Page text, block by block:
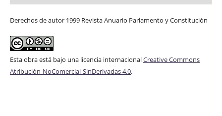
Derechos de autor 1999 Revista Anuario Parlamento y Constitución
Esta obra está bajo una licencia internacionalCreative Commons
Atribución-NoComercial-SinDerivadas 4.0.